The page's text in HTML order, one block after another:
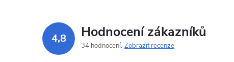
4,8 Hodnocení zákazníků
34 hodnocení Zobrazit recenze